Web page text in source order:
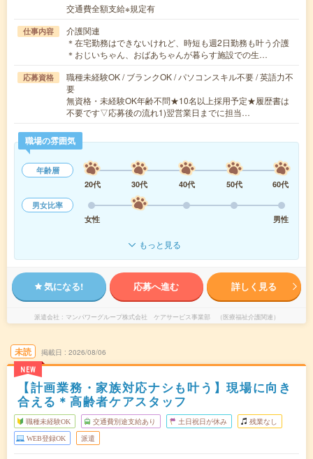
交通費全額支給※規定有
仕事内容
介護関連
＊在宅勤務はできないけれど、時短も週2日勤務も叶う介護
＊おじいちゃん、おばあちゃんが暮らす施設での生…
応募資格
職種未経験OK / ブランクOK / パソコンスキル不要 / 英語力不
要
無資格・未経験OK年齢不問★10名以上採用予定★履歴書は
不要です▽応募後の流れ1)翌営業日までに担当…
職場の雰囲気
年齢層
20代
30代 40代 50代
60代
男女比率
女性
男性
もっと見る
気になる! 応募へ進む 詳しく見る
派遣会社 マンパワーグループ株式会社 ケアサービス事業部 （医療福祉介護関連）
未読
NEW
掲載日 2026/08/06
【計画業務・家族対応ナシも叶う】現場に向き
合える＊高齢者ケアスタッフ
職種未経験OK 交通費別途支給あり 土日祝日が休み 残業なし
WEB登録OK 派遣